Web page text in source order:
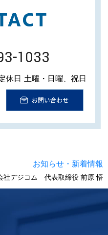
1033
休日 土曜・日曜、祝日
お知らせ・新着情報
社デジコム 代表取締役 前原 悟